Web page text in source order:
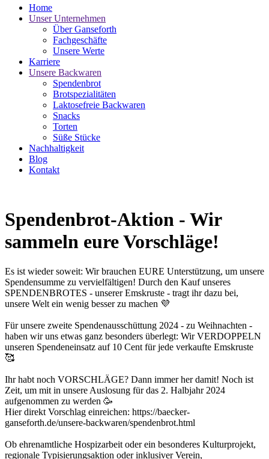
Home
Unser Unternehmen
Über Ganseforth
Fachgeschäfte
Unsere Werte
Karriere
Unsere Backwaren
Spendenbrot
Brotspezialitäten
Laktosefreie Backwaren
Snacks
Torten
Süße Stücke
Nachhaltigkeit
Blog
Kontakt
Spendenbrot-Aktion - Wir
sammeln eure Vorschläge!
Es ist wieder soweit: Wir brauchen EURE Unterstützung, um unsere
Spendensumme zu vervielfältigen! Durch den Kauf unseres
SPENDENBROTES - unserer Emskruste - tragt ihr dazu bei,
unsere Welt ein wenig besser zu machen 💜
Für unsere zweite Spendenausschüttung 2024 - zu Weihnachten -
haben wir uns etwas ganz besonders überlegt: Wir VERDOPPELN
unseren Spendeneinsatz auf 10 Cent für jede verkaufte Emskruste
🥰
Ihr habt noch VORSCHLÄGE? Dann immer her damit! Noch ist
Zeit, um mit in unsere Auslosung für das 2. Halbjahr 2024
aufgenommen zu werden 🥳
Hier direkt Vorschlag einreichen: https://baecker-
ganseforth.de/unsere-backwaren/spendenbrot.html
Ob ehrenamtliche Hospizarbeit oder ein besonderes Kulturprojekt,
regionale Typisierungsaktion oder inklusiver Verein,